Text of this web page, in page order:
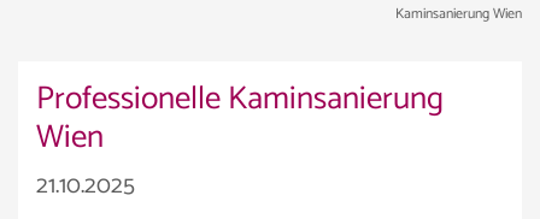
Kaminsanierung Wien
Professionelle Kaminsanierung
Wien
21.10.2025